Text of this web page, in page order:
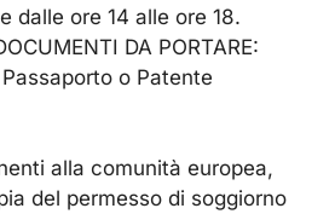
dalle ore 14 alle ore 18.
DA PORTARE:
o Patente
alla comunità europea,
del permesso di soggiorno